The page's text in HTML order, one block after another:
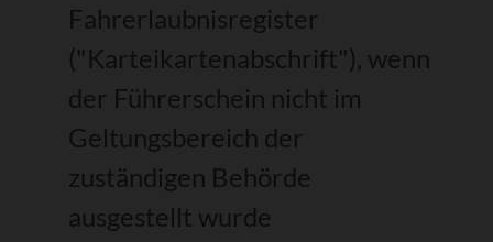
Fahrerlaubnisregister
("Karteikartenabschrift"), wenn
der Führerschein nicht im
Geltungsbereich der
zuständigen Behörde
ausgestellt wurde